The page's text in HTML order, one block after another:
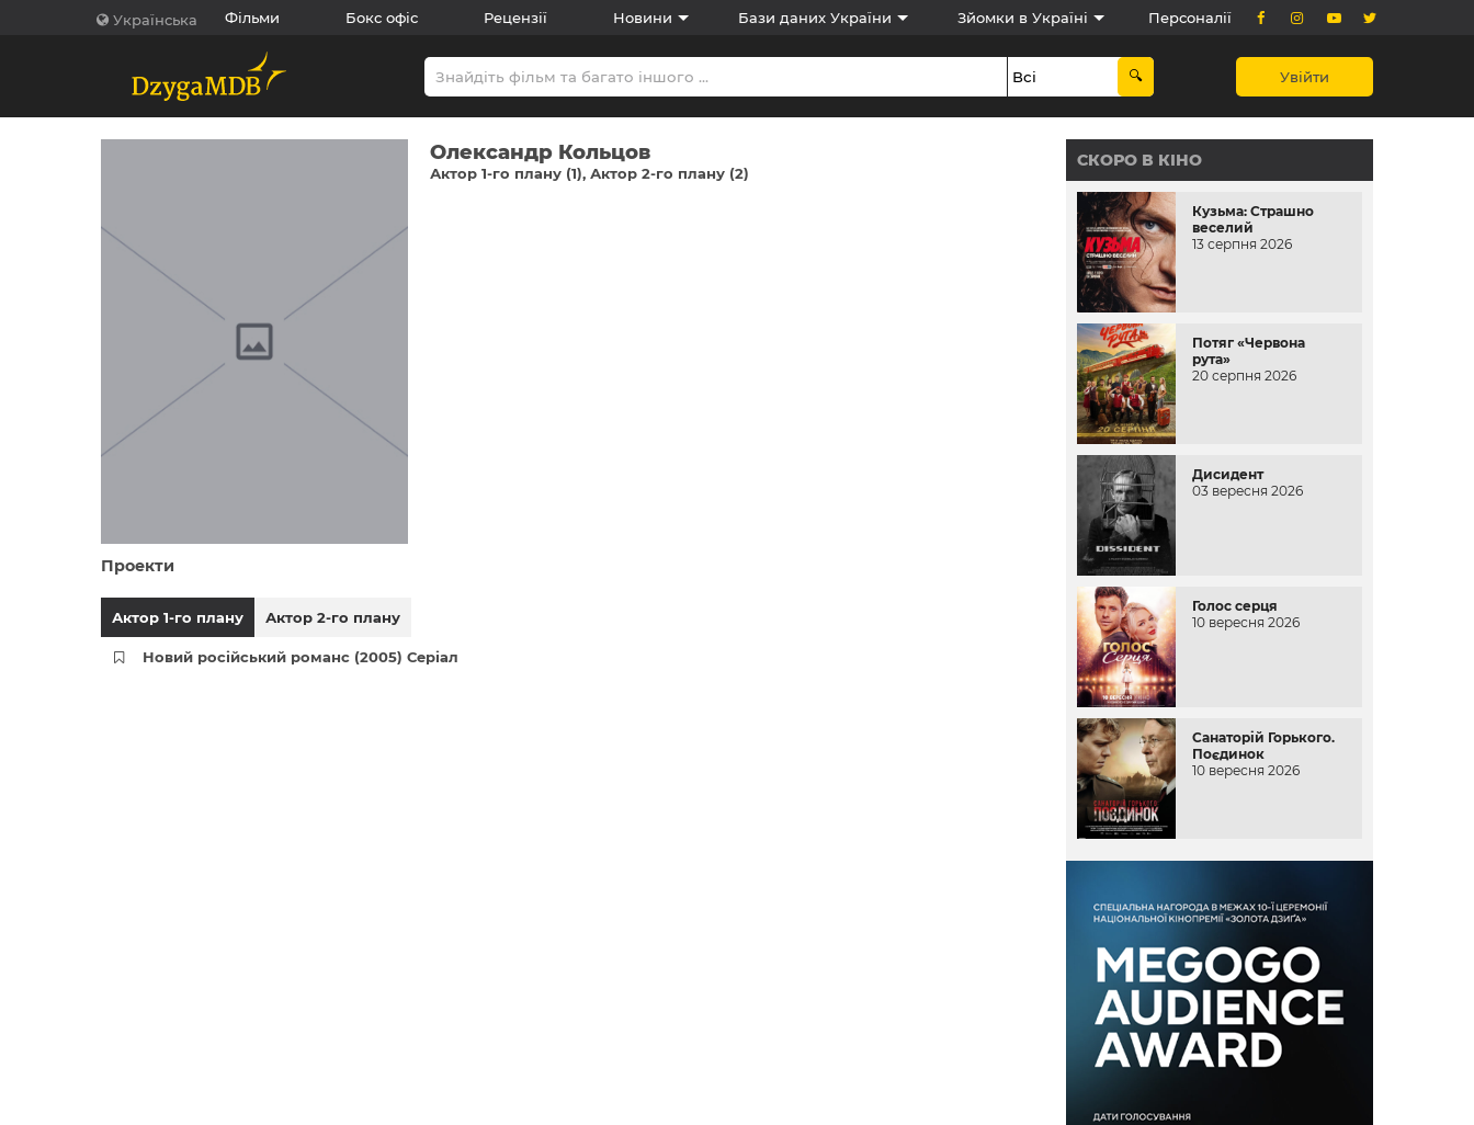
Українська Фільми Бокс офіс Рецензії Новини Бази даних України Зйомки в Україні Персоналії
Увійти
Олександр Кольцов
Актор 1-го плану (1) Актор 2-го плану (2)
Проекти
Актор 1-го плану Актор 2-го плану
Новий російський романс (2005) Серіал
СКОРО В КІНО
Кузьма: Страшно
веселий
13 серпня 2026
Потяг «Червона
рута»
20 серпня 2026
Дисидент
03 вересня 2026
Голос серця
10 вересня 2026
Санаторій Горького.
Поєдинок
10 вересня 2026